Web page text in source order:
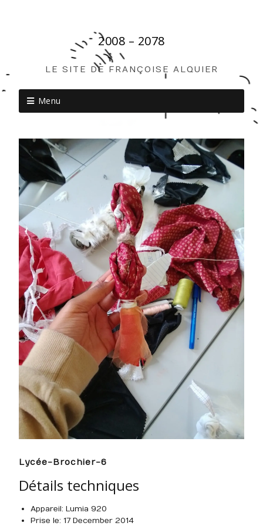
2008 – 2078
LE SITE DE FRANÇOISE ALQUIER
Menu
Lycée-Brochier-6
Détails techniques
Appareil : Lumia 920
Prise le : 17 December 2014